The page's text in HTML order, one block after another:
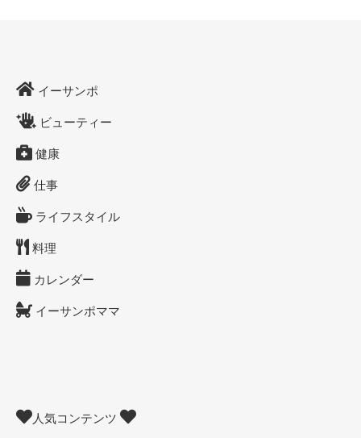
イーサンポ
ビューティー
健康
仕事
ライフスタイル
料理
カレンダー
イーサンポママ
人気コンテンツ